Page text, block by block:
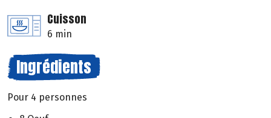
Cuisson
6 min
Ingrédients
Pour 4 personnes